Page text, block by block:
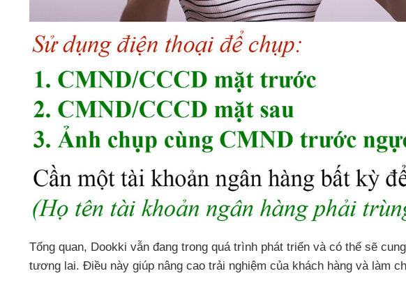
Tổng quan, Dookki vẫn đang trong quá trình phát triển và có thể sẽ
tương lai. Điều này giúp nâng cao trải nghiệm của khách hàng và làm